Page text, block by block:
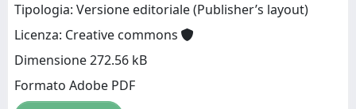
Tipologia: Versione editoriale (Publisher’s layout)
Licenza: Creative commons
Dimensione 272.56 kB
Formato Adobe PDF